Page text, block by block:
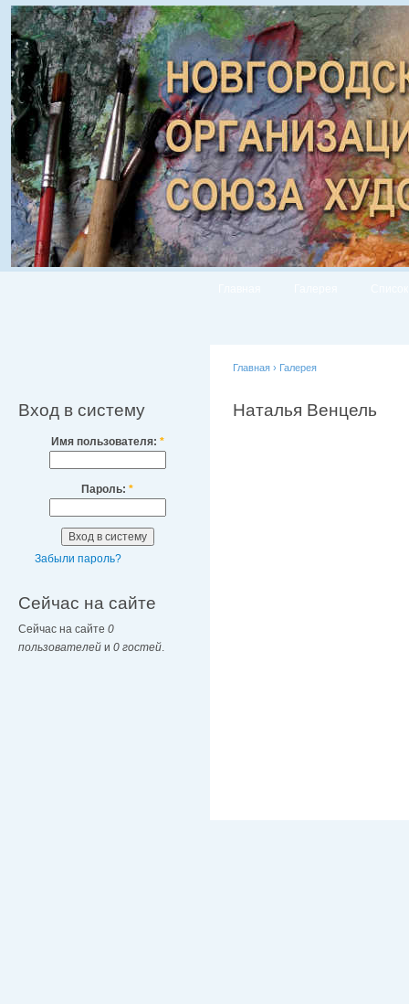
Вход в систему
Имя пользователя: *
Пароль: *
Забыли пароль?
Сейчас на сайте
Сейчас на сайте 0
пользователей и 0 гостей
Главная › Галерея
Наталья Венцель